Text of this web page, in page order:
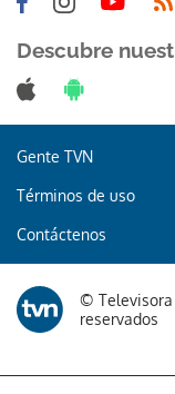
Descubre
Gente TVN
Términos de uso
Contáctenos
© Televisora
reservados